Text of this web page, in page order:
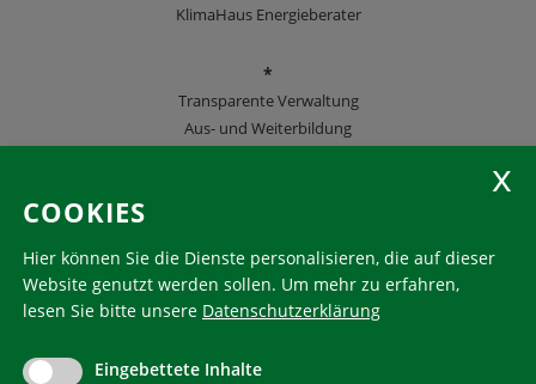
KlimaHaus Energieberater
*
Transparente Verwaltung
Aus- und Weiterbildung
KlimaHaus ist eine eingetragene Marke. Die Nutzung muss
communication@klimahausagentur.it
COOKIES
Hier können Sie die Dienste personalisieren, die auf dieser
Website genutzt werden sollen. Um mehr zu erfahren,
lesen Sie bitte unsere Datenschutzerklärung
Eingebettete Inhalte